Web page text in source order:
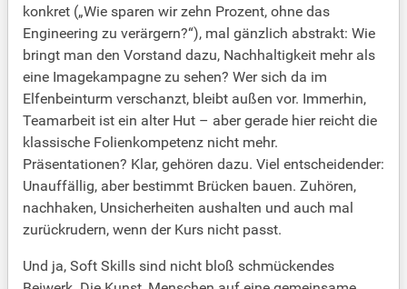
konkret („Wie sparen wir zehn Prozent, ohne das
Engineering zu verärgern?“), mal gänzlich abstrakt: Wie
bringt man den Vorstand dazu, Nachhaltigkeit mehr als
eine Imagekampagne zu sehen? Wer sich da im
Elfenbeinturm verschanzt, bleibt außen vor. Immerhin,
Teamarbeit ist ein alter Hut – aber gerade hier reicht die
klassische Folienkompetenz nicht mehr.
Präsentationen? Klar, gehören dazu. Viel entscheidender:
Unauffällig, aber bestimmt Brücken bauen. Zuhören,
nachhaken, Unsicherheiten aushalten und auch mal
zurückrudern, wenn der Kurs nicht passt.
Und ja, Soft Skills sind nicht bloß schmückendes